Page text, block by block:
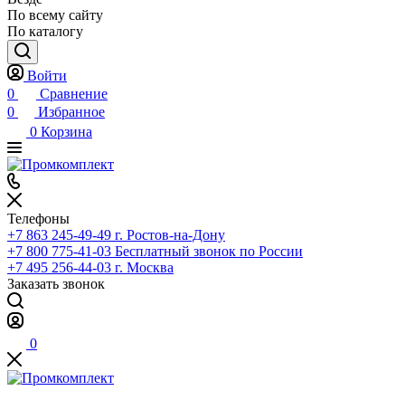
По всему сайту
По каталогу
Войти
0
Сравнение
0
Избранное
0 Корзина
Телефоны
+7 863 245-49-49 г. Ростов-на-Дону
+7 800 775-41-03 Бесплатный звонок по России
+7 495 256-44-03 г. Москва
Заказать звонок
0